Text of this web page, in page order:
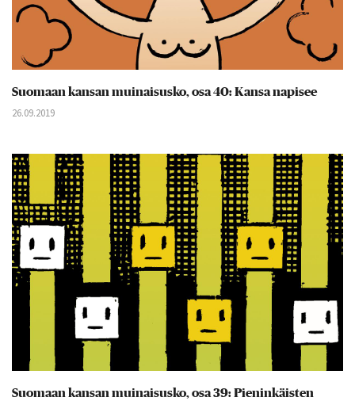
Suomaan kansan muinaisusko, osa 40: Kansa napisee
26.09.2019
Suomaan kansan muinaisusko, osa 39: Pieninkäisten